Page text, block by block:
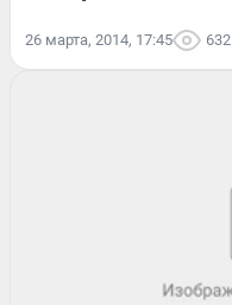
26 марта, 2014, 17:45 632